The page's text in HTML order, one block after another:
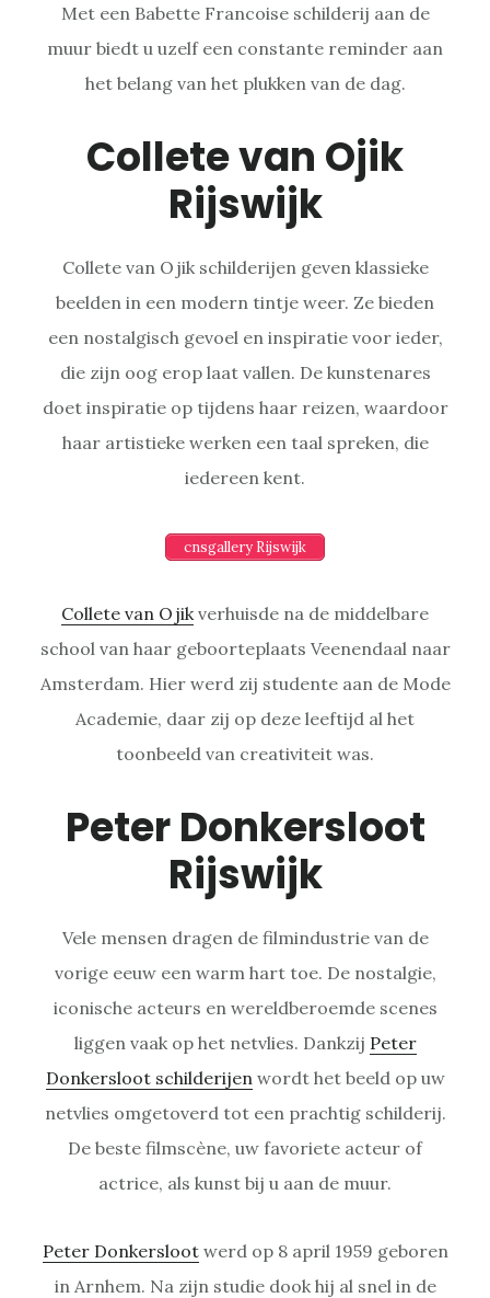
Met een Babette Francoise schilderij aan de
muur biedt u uzelf een constante reminder aan
het belang van het plukken van de dag.
Collete van Ojik
Rijswijk
Collete van Ojik schilderijen geven klassieke
beelden in een modern tintje weer. Ze bieden
een nostalgisch gevoel en inspiratie voor ieder,
die zijn oog erop laat vallen. De kunstenares
doet inspiratie op tijdens haar reizen, waardoor
haar artistieke werken een taal spreken, die
iedereen kent.
cnsgallery Rijswijk
Collete van Ojik verhuisde na de middelbare
school van haar geboorteplaats Veenendaal naar
Amsterdam. Hier werd zij studente aan de Mode
Academie, daar zij op deze leeftijd al het
toonbeeld van creativiteit was.
Peter Donkersloot
Rijswijk
Vele mensen dragen de filmindustrie van de
vorige eeuw een warm hart toe. De nostalgie,
iconische acteurs en wereldberoemde scenes
liggen vaak op het netvlies. Dankzij Peter
Donkersloot schilderijen wordt het beeld op uw
netvlies omgetoverd tot een prachtig schilderij.
De beste filmscène, uw favoriete acteur of
actrice, als kunst bij u aan de muur.
Peter Donkerslootwerd op 8 april 1959 geboren
in Arnhem. Na zijn studie dook hij al snel in de